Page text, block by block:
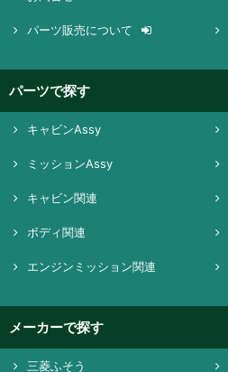
パーツ販売について
パーツで探す
キャビンAssy
ミッションAssy
キャビン関連
ボディ関連
エンジンミッション関連
メーカーで探す
三菱ふそう